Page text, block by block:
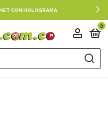
CON HOLOGRAMA
0